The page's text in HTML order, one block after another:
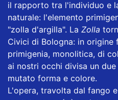
il rapporto tra l'individuo e
naturale: l'elemento
"zolla d'argilla". La Zolla
Civici di Bologna: in origine
primigenia, monolitica, di
ai nostri occhi divisa un
mutato forma e colore.
L'opera, travolta dal fango